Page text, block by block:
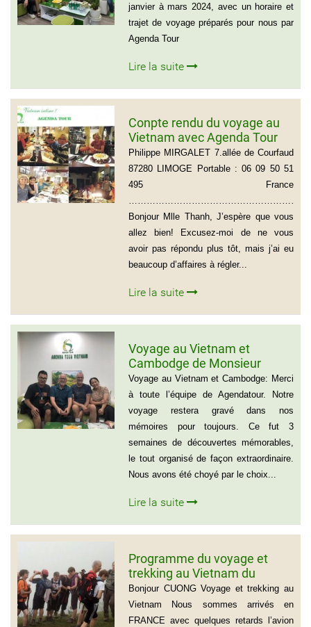
janvier à mars 2024, avec un horaire et
trajet de voyage préparés pour nous par
Agenda Tour
Lire la suite
Conpte rendu du voyage au
Vietnam avec Agenda Tour
du groupe de Mr Philippe
MIRGALET (15 personnes)
Philippe MIRGALET 7.allée de Courfaud
87280 LIMOGE Portable : 06 09 50 51
495 France
Bonjour Mlle Thanh, J’espère que vous
allez bien! Excusez-moi de ne vous
avoir pas répondu plus tôt, mais j’ai eu
beaucoup d’affaires à régler...
Lire la suite
Voyage au Vietnam et
Cambodge de Monsieur
Sylvain Forest
Voyage au Vietnam et Cambodge: Merci
à toute l’équipe de Agendatour. Notre
voyage restera gravé dans nos
mémoires pour toujours. Ce fut 3
semaines de découvertes mémorables,
le tout organisé de façon extraordinaire.
Nous avons été choyé par le choix...
Lire la suite
Programme du voyage et
trekking au Vietnam du
groupe d’amis de Mr Louis
COURTESOLLE (14
personnes)
Bonjour CUONG Voyage et trekking au
Vietnam Nous sommes arrivés en
FRANCE avec quelques retards l’avion